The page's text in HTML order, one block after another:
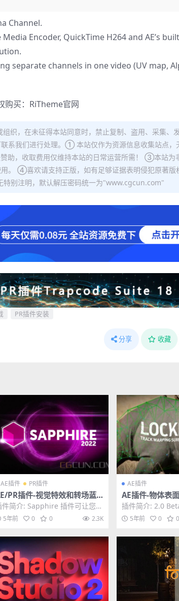
Channel.
Encoder, QuickTime H264 and AE’s
separate channels in one video (UV map,
买： RiTheme官网
织，在未征得本站同意时，禁止复制、盗用、采集、
系我们进行处理。① 本站仅作为资源信息收集站点，
助，收取费用仅维持本站的日常运营所需！ ③本站为
。 ④喜欢请支持正版，如有足够证据表明侵犯原著版
别注明，默认解压密码统一为"www.cgcun.com"
PR插件安装
分享 收藏
AE插件 PR插件
PR插件-视觉特效和转场蓝
石插件 Sapphire 2022.01 W
件简介: Sapphire 插件可让您创
任何主机原生效果工具都无法比
的令人...
5年前 0 0 2.3K
AE插件
AE插件-物体表
Aescripts
Win破解版
插件简介: 2.0
定是一种革命性
跟踪Aft...
5年前 0 0